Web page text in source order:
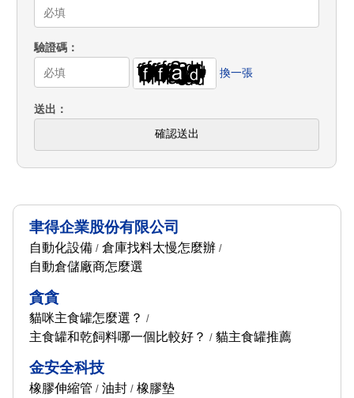
驗證碼
換一張
送出
確認送出
聿得企業股份有限公司
自動化設備/ 倉庫找料太慢怎麼辦/
自動倉儲廠商怎麼選
貪貪
貓咪主食罐怎麼選？ /
主食罐和乾飼料哪一個比較好？ / 貓主食罐推薦
金安全科技
橡膠伸縮管 / 油封/ 橡膠墊